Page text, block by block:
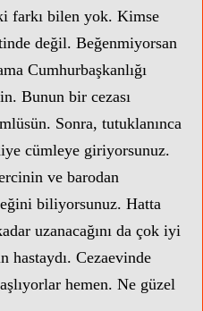
farkı bilen yok. Kimse
değil. Beğenmiyorsan
Cumhurbaşkanlığı
Bunun bir cezası
Sonra, tutuklanınca
cümleye giriyorsunuz.
ve barodan
biliyorsunuz. Hatta
uzanacağını da çok iyi
hastaydı. Cezaevinde
hemen. Ne güzel